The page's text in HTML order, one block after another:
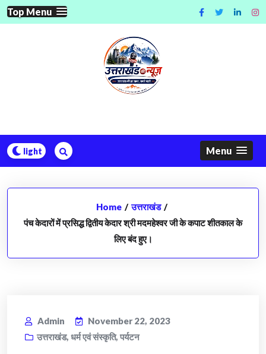
Skip
to
Top Menu
Menu
Home / उत्तराखंड /
पंच केदारों में प्रसिद्ध द्वितीय केदार श्री मदमहेश्वर जी के कपाट शीतकाल के
लिए बंद हुए।
Admin
November 22, 2023
उत्तराखंड, धर्म एवं संस्कृति, पर्यटन